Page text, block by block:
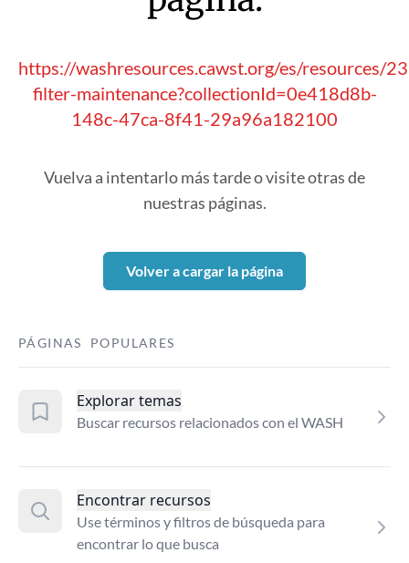
https://washresources.cawst.org/es/resources/
filter-maintenance?collectionId=0e418d8b-
148c-47ca-8f41-29a96a182100
Vuelva a intentarlo más tarde o visite otras de
nuestras páginas.
Volver a cargar la página
PÁGINAS POPULARES
Explorar temas
Buscar recursos relacionados con el WASH
Encontrar recursos
Use términos y filtros de búsqueda para
encontrar lo que busca